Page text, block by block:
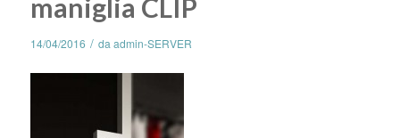
maniglia CLIP
14/04/2016 / da admin-SERVER